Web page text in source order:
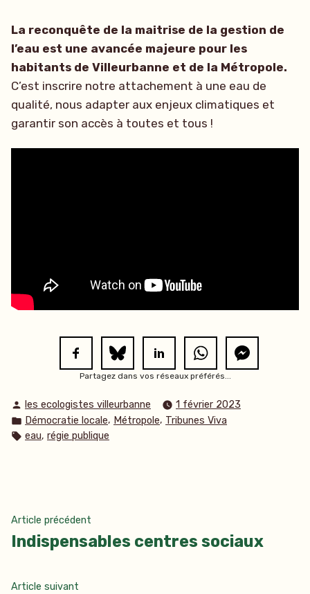
La reconquête de la maitrise de la gestion de
l’eau est une avancée majeure pour les
habitants de Villeurbanne et de la Métropole.
C’est inscrire notre attachement à une eau de
qualité, nous adapter aux enjeux climatiques et
garantir son accès à toutes et tous !
Partagez dans vos réseaux préférés...
Publié
par
les ecologistes villeurbanne
1 février 2023
Publié
dans
Démocratie locale, Métropole, Tribunes Viva
Étiquettes :
eau, régie publique
Navigation
de
l’article
Article précédent
précédent :
Indispensables centres sociaux
Article suivant